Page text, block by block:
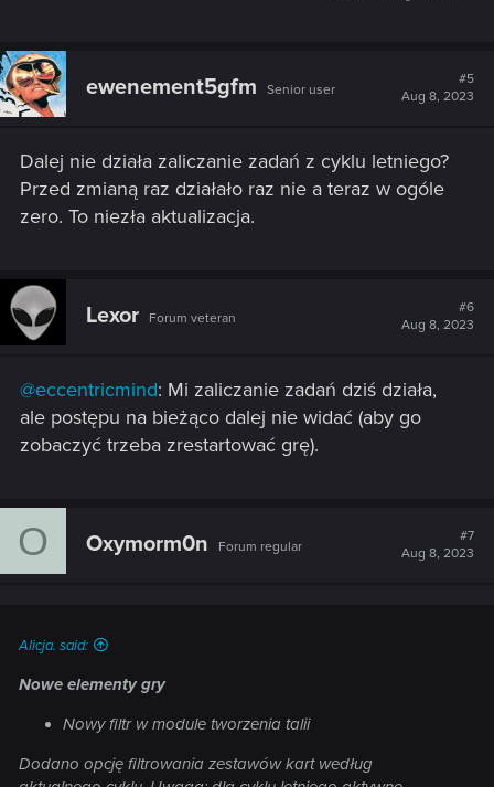
ewenement5gfm Senior user
#5
Aug 8, 2023
Dalej nie działa zaliczanie zadań z cyklu letniego?
Przed zmianą raz działało raz nie a teraz w ogóle
zero. To niezła aktualizacja.
Lexor Forum veteran
#6
Aug 8, 2023
@eccentricmind: Mi zaliczanie zadań dziś działa,
ale postępu na bieżąco dalej nie widać (aby go
zobaczyć trzeba zrestartować grę).
O Oxymorm0n Forum regular
#7
Aug 8, 2023
Alicja. said:
Nowe elementy gry
Nowy filtr w module tworzenia talii
Dodano opcję filtrowania zestawów kart według